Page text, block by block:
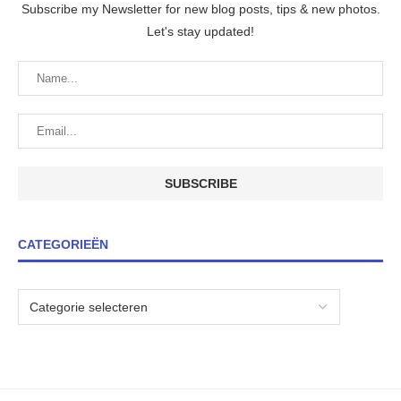
Subscribe my Newsletter for new blog posts, tips & new photos.
Let's stay updated!
CATEGORIEËN